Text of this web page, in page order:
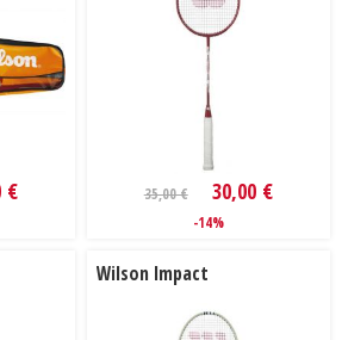
€ 35,00 € 30,00 €
-14%
Wilson Impact